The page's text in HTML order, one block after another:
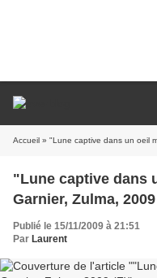
Accueil » "Lune captive dans un oeil
"Lune captive dans
Garnier, Zulma,
Publié le 15/11/2009 à 21:51
Par Laurent